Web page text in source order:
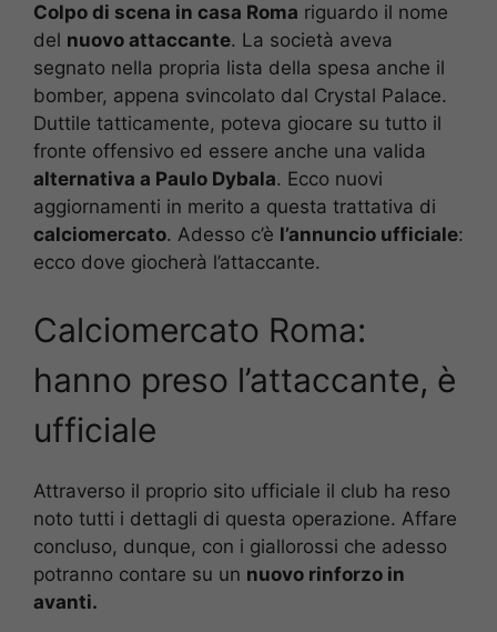
Colpo di scena in casa Roma riguardo il nome
del nuovo attaccante. La società aveva
segnato nella propria lista della spesa anche il
bomber, appena svincolato dal Crystal Palace.
Duttile tatticamente, poteva giocare su tutto il
fronte offensivo ed essere anche una valida
alternativa a Paulo Dybala. Ecco nuovi
aggiornamenti in merito a questa trattativa di
calciomercato. Adesso c’è l’annuncio ufficiale:
ecco dove giocherà l’attaccante.
Calciomercato Roma:
hanno preso l’attaccante, è
ufficiale
Attraverso il proprio sito ufficiale il club ha reso
noto tutti i dettagli di questa operazione. Affare
concluso, dunque, con i giallorossi che adesso
potranno contare su un nuovo rinforzo in
avanti.